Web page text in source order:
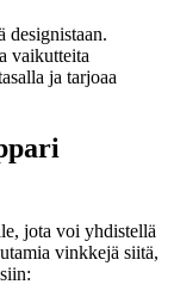
designistaan.
vaikutteita
ja tarjoaa
jota voi yhdistellä
vinkkejä siitä,